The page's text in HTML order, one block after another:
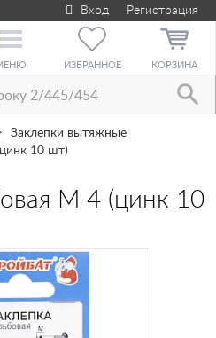
Вход Регистрация
Toggle
ИЗБРАННОЕ КОРЗИНА
Заклепки вытяжные
10 шт)
М 4 (цинк 10